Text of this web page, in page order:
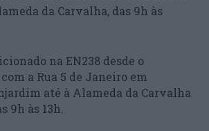
da Carvalha, das 9h às
na EN238 desde o
a Rua 5 de Janeiro em
até à Alameda da Carvalha
9h às 13h.